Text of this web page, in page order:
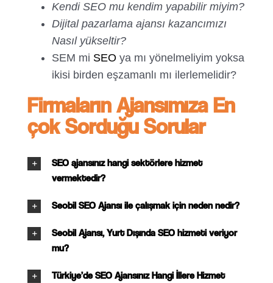
Kendi SEO mu kendim yapabilir miyim?
Dijital pazarlama ajansı kazancımızı
Nasıl yükseltir?
SEM mi SEO ya mı yönelmeliyim yoksa
ikisi birden eşzamanlı mı ilerlemelidir?
Firmaların Ajansımıza En
çok Sorduğu Sorular
SEO ajansınız hangi sektörlere hizmet
vermektedir?
Seobil SEO Ajansı ile çalışmak için neden nedir?
Seobil Ajansı, Yurt Dışında SEO hizmeti veriyor
mu?
Türkiye’de SEO Ajansınız Hangi İllere Hizmet